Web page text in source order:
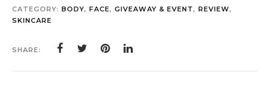
CATEGORY: BODY, FACE, GIVEAWAY & EVENT, REVIEW,
SKINCARE
SHARE: